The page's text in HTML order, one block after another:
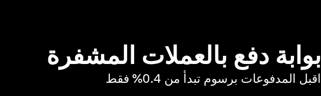
بوابة دفع بالعملات المشفرة
اقبل المدفوعات برسوم تبدأ من 0.4% فقط